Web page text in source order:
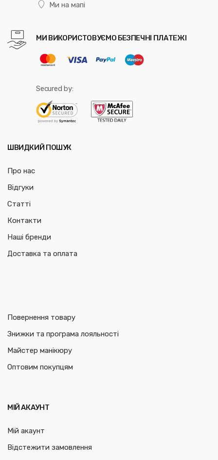
Ми на мапі
МИ ВИКОРИСТОВУЄМО БЕЗПЕЧНІ ПЛАТЕЖІ
Secured by:
ШВИДКИЙ ПОШУК
Про нас
Відгуки
Статті
Контакти
Наші бренди
Доставка та оплата
Повернення товару
Знижки та програма лояльності
Майстер манікюру
Оптовим покупцям
МІЙ АКАУНТ
Мій акаунт
Відстежити замовлення